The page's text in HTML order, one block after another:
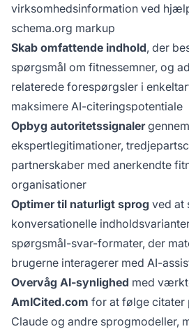
virksomhedsinformation ved
schema.org markup
Skab omfattende indhold, der
spørgsmål om fitnessemner, og
relaterede forespørgsler i
maksimere AI-citeringspotentiale
Opbyg autoritetssignaler
ekspertlegitimationer,
partnerskaber med anerkendte
organisationer
Optimer til naturligt sprog ved at
konversationelle
spørgsmål-svar-formater, der
brugerne interagerer med AI-
Overvåg AI-synlighed med
AmICited.com for at følge citater
Claude og andre sprogmodeller,